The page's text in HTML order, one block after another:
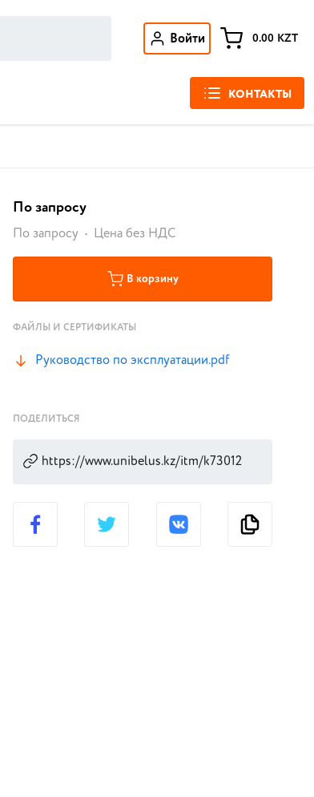
Войти 0.00 KZT
КОНТАКТЫ
По запросу
По запросу Цена без НДС
В корзину
ФАЙЛЫ И СЕРТИФИКАТЫ
Руководство по эксплуатации.pdf
ПОДЕЛИТЬСЯ